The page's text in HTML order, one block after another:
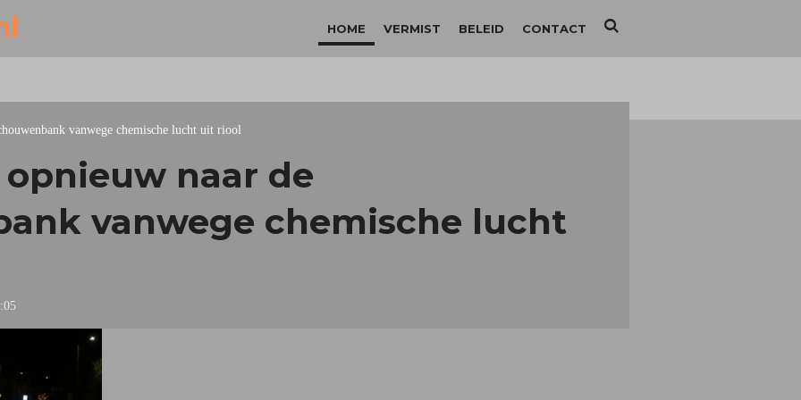
HOME VERMIST BELEID CONTACT
vanwege chemische lucht uit riool
naar de
vanwege chemische lucht